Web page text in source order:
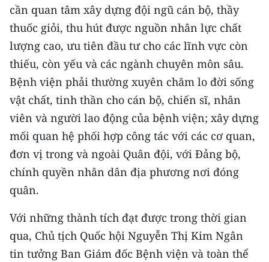
cần quan tâm xây dựng đội ngũ cán bộ, thầy
thuốc giỏi, thu hút được nguồn nhân lực chất
lượng cao, ưu tiên đầu tư cho các lĩnh vực còn
thiếu, còn yếu và các ngành chuyên môn sâu.
Bệnh viện phải thường xuyên chăm lo đời sống
vật chất, tinh thần cho cán bộ, chiến sĩ, nhân
viên và người lao động của bệnh viện; xây dựng
mối quan hệ phối hợp công tác với các cơ quan,
đơn vị trong và ngoài Quân đội, với Đảng bộ,
chính quyền nhân dân địa phương nơi đóng
quân.
Với những thành tích đạt được trong thời gian
qua, Chủ tịch Quốc hội Nguyễn Thị Kim Ngân
tin tưởng Ban Giám đốc Bệnh viện và toàn thể